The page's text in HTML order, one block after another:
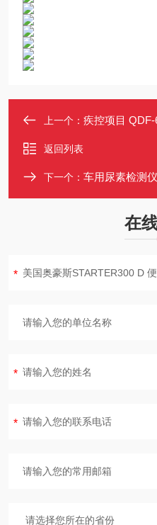
上一个： 疾控项目 QDF-6便携式
返回列表
下一个： 车用尿素检测仪 氮氧化
在